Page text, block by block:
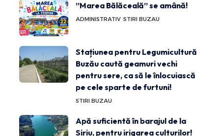
”Marea Bălăceală” se amână!
ADMINISTRATIV STIRI BUZAU
Stațiunea pentru Legumicultură
Buzău caută geamuri vechi
pentru sere, ca să le înlocuiască
pe cele sparte de furtuni!
STIRI BUZAU
Apă suficientă în barajul de la
Siriu, pentru irigarea culturilor!